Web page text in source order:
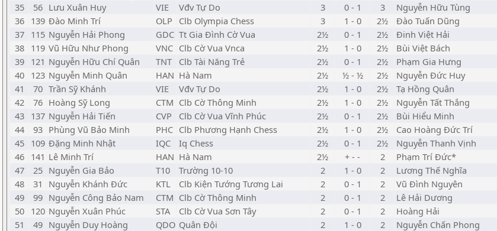
35
56 Lưu Xuân Huy VIE Vđv Tự Do 3 0 - 1 3 Nguyễn Hữu Tùng
36 139 Đào Minh Trí OLP Clb Olympia Chess 3 1 - 0 2½ Đào Tuấn Dũng
37 115 Nguyễn Hải Phong GDC Tt Gia Đình Cờ Vua 2½ 0 - 1 2½ Đinh Việt Hải
38 119 Vũ Hữu Như Phong VNC Clb Cờ Vua Vnca 2½ 1 - 0 2½ Bùi Việt Bách
39 121 Nguyễn Hữu Chí Quân TNT Clb Tài Năng Trẻ 2½ 0 - 1 2½ Phạm Gia Hưng
40 123 Nguyễn Minh Quân HAN Hà Nam 2½ ½ - ½ 2½ Nguyễn Đức Huy
41
70 Trần Sỹ Khánh VIE Vđv Tự Do 2½ 1 - 0 2½ Tạ Hồng Quân
42
76 Hoàng Sỹ Long CTM Clb Cờ Thông Minh 2½ 1 - 0 2½ Nguyễn Tất Thắng
43 137 Nguyễn Hải Tiến CVP Clb Cờ Vua Vĩnh Phúc 2½ 0 - 1 2½ Bùi Hiểu Minh
44
93 Phùng Vũ Bảo Minh PHC Clb Phương Hạnh Chess 2½ 1 - 0 2½ Cao Hoàng Đức Trí
45 109 Đặng Minh Nhật IQC Iq Chess 2½ 0 - 1 2½ Nguyễn Thanh Vịnh
46 141 Lê Minh Trí HAN Hà Nam 2½ + - - 2 Phạm Trí Đức*
47
25 Nguyễn Gia Bảo T10 Trường 10-10 2 1 - 0 2 Lương Thế Nghĩa
48
31 Nguyễn Khánh Đức KTL Clb Kiện Tướng Tương Lai 2 0 - 1 2 Vũ Đình Nguyên
49
99 Nguyễn Công Bảo Nam CTM Clb Cờ Thông Minh 2 0 - 1 2 Lê Hải Dương
50 120 Nguyễn Xuân Phúc STA Clb Cờ Vua Sơn Tây 2 0 - 1 2 Hoàng Hải
51
49 Nguyễn Duy Hoàng QDO Quân Đội 2 1 - 0 2 Nguyễn Chấn Phong